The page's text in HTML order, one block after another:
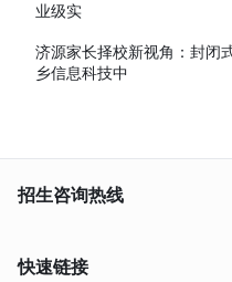
业级实
济源家长择校新视角：封闭
乡信息科技中
招生咨询热线
18638009556
快速链接